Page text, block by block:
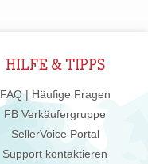
HILFE & TIPPS
FAQ | Häufige Fragen
FB Verkäufergruppe
SellerVoice Portal
Support kontaktieren